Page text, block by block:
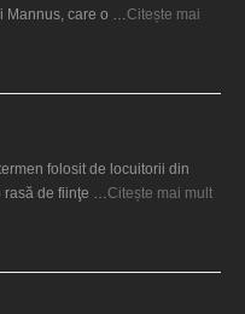
Mannus, care o … Citește mai
folosit de locuitorii din
de fiinţe … Citește mai mult